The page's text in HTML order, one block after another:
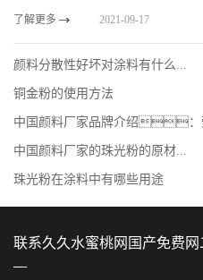
了解更多 2021-09-17
颜料分散性好坏对涂料有什么...
铜金粉的使用方法
中国颜料厂家品牌介绍：
中国颜料厂家的珠光粉的原材...
珠光粉在涂料中有哪些用途
联系久久水蜜桃网国产免费网